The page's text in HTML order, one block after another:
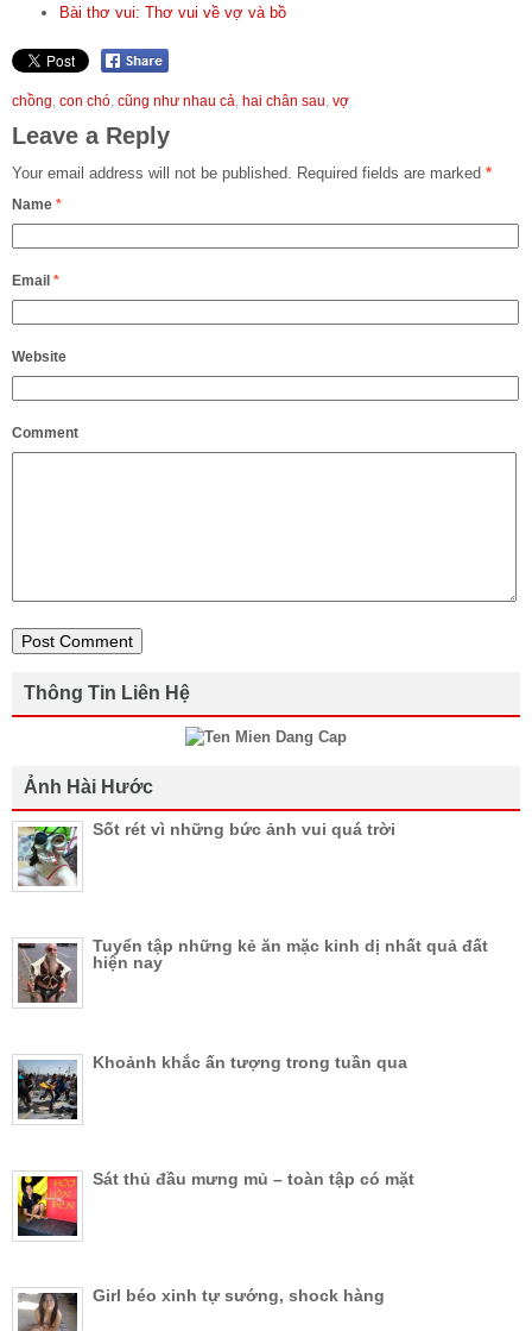
Bài thơ vui: Thơ vui về vợ và bồ
chồng, con chó, cũng như nhau cả, hai chân sau, vợ
Leave a Reply
Your email address will not be published. Required fields are marked *
Name *
Email *
Website
Comment
Thông Tin Liên Hệ
Ảnh Hài Hước
Sốt rét vì những bức ảnh vui quá trời
Tuyển tập những kẻ ăn mặc kinh dị nhất quả đất
hiện nay
Khoảnh khắc ấn tượng trong tuần qua
Sát thủ đầu mưng mủ – toàn tập có mặt
Girl béo xinh tự sướng, shock hàng